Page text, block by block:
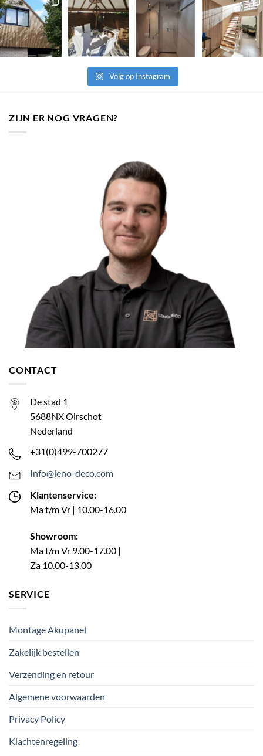
Volg op Instagram
ZIJN ER NOG VRAGEN?
CONTACT
De stad 1
5688NX Oirschot
Nederland
+31(0)499-700277
Info@leno-deco.com
Klantenservice:
Ma t/m Vr | 10.00-16.00
Showroom:
Ma t/m Vr 9.00-17.00 |
Za 10.00-13.00
SERVICE
Montage Akupanel
Zakelijk bestellen
Verzending en retour
Algemene voorwaarden
Privacy Policy
Klachtenregeling